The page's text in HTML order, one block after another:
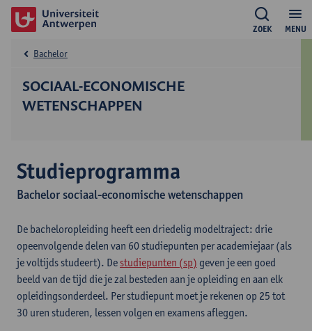
MENU
ZOEK
SOCIAAL-ECONOMISCHE
WETENSCHAPPEN
Bachelor
Studieprogramma
Bachelor sociaal-economische wetenschappen
De bacheloropleiding heeft een driedelig modeltraject: drie
opeenvolgende delen van 60 studiepunten per academiejaar (als
je voltijds studeert). De studiepunten (sp) geven je een goed
beeld van de tijd die je zal besteden aan je opleiding en aan elk
opleidingsonderdeel. Per studiepunt moet je rekenen op 25 tot
30 uren studeren, lessen volgen en examens afleggen.